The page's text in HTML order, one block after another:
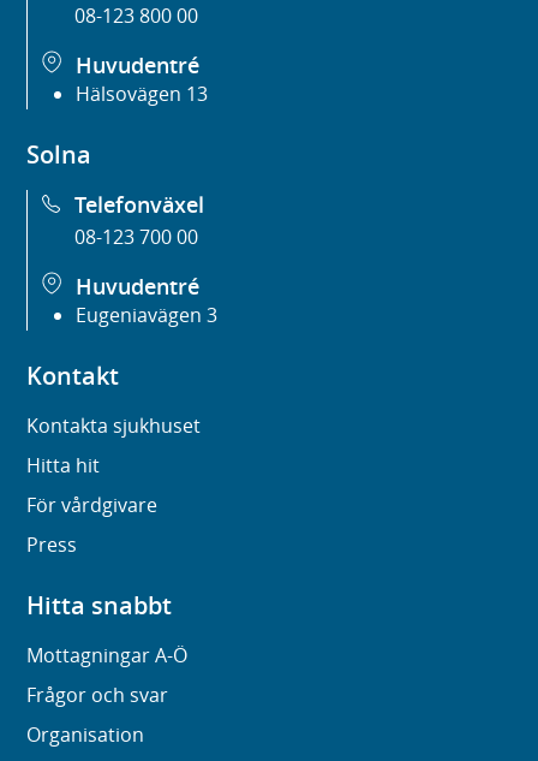
08-123 800 00
Huvudentré
Hälsovägen 13
Solna
Telefonväxel
08-123 700 00
Huvudentré
Eugeniavägen 3
Kontakt
Kontakta sjukhuset
Hitta hit
För vårdgivare
Press
Hitta snabbt
Mottagningar A-Ö
Frågor och svar
Organisation